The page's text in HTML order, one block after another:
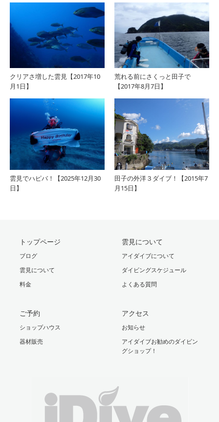
クリアさ増した雲見【2017年10
月1日】
荒れる前にさくっと田子で
【2017年8月7日】
雲見でハピバ！【2025年12月30
日】
田子の外洋３ダイブ！【2015年7
月15日】
トップページ
ブログ
雲見について
料金
雲見について
アイダイブについて
ダイビングスケジュール
よくある質問
ご予約
ショップハウス
器材販売
アクセス
お知らせ
アイダイブお勧めのダイビン
グショップ！